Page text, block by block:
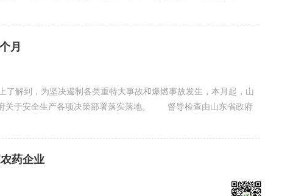
月
解到，为坚决遏制各类重特大事故和爆燃事故发生，本月起，山
关于安全生产各项决策部署落实落地。 督导检查由山东省政府
药企业